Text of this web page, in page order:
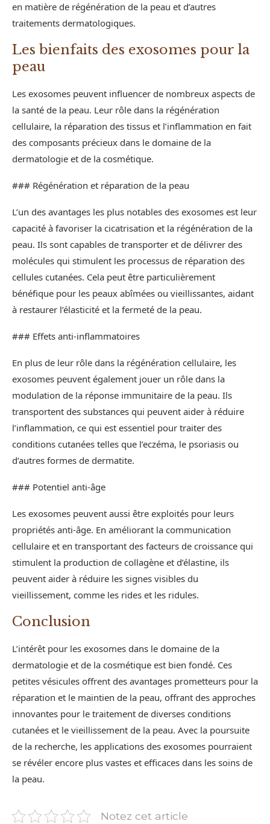
en matière de régénération de la peau et d’autres
traitements dermatologiques.
Les bienfaits des exosomes pour la
peau
Les exosomes peuvent influencer de nombreux aspects de
la santé de la peau. Leur rôle dans la régénération
cellulaire, la réparation des tissus et l’inflammation en fait
des composants précieux dans le domaine de la
dermatologie et de la cosmétique.
### Régénération et réparation de la peau
L’un des avantages les plus notables des exosomes est leur
capacité à favoriser la cicatrisation et la régénération de la
peau. Ils sont capables de transporter et de délivrer des
molécules qui stimulent les processus de réparation des
cellules cutanées. Cela peut être particulièrement
bénéfique pour les peaux abîmées ou vieillissantes, aidant
à restaurer l’élasticité et la fermeté de la peau.
### Effets anti-inflammatoires
En plus de leur rôle dans la régénération cellulaire, les
exosomes peuvent également jouer un rôle dans la
modulation de la réponse immunitaire de la peau. Ils
transportent des substances qui peuvent aider à réduire
l’inflammation, ce qui est essentiel pour traiter des
conditions cutanées telles que l’eczéma, le psoriasis ou
d’autres formes de dermatite.
### Potentiel anti-âge
Les exosomes peuvent aussi être exploités pour leurs
propriétés anti-âge. En améliorant la communication
cellulaire et en transportant des facteurs de croissance qui
stimulent la production de collagène et d’élastine, ils
peuvent aider à réduire les signes visibles du
vieillissement, comme les rides et les ridules.
Conclusion
L’intérêt pour les exosomes dans le domaine de la
dermatologie et de la cosmétique est bien fondé. Ces
petites vésicules offrent des avantages prometteurs pour la
réparation et le maintien de la peau, offrant des approches
innovantes pour le traitement de diverses conditions
cutanées et le vieillissement de la peau. Avec la poursuite
de la recherche, les applications des exosomes pourraient
se révéler encore plus vastes et efficaces dans les soins de
la peau.
Notez cet article